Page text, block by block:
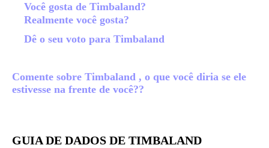
Você gosta de Timbaland?
Realmente você gosta?
Dê o seu voto para Timbaland
Comente sobre Timbaland , o que você diria se ele
estivesse na frente de você??
GUIA DE DADOS DE TIMBALAND